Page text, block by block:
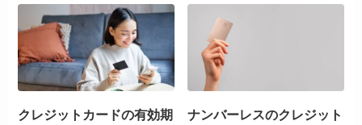
クレジットカードの有効期
ナンバーレスのクレジット